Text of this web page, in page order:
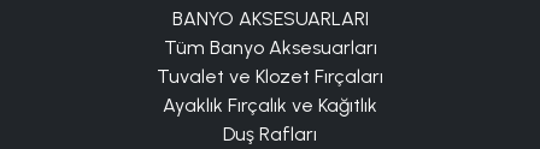
BANYO AKSESUARLARI
Tüm Banyo Aksesuarları
Tuvalet ve Klozet Fırçaları
Ayaklık Fırçalık ve Kağıtlık
Duş Rafları